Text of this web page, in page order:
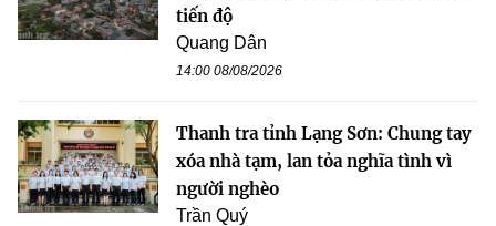
tiến độ
Quang Dân
14:00 08/08/2026
Thanh tra tỉnh Lạng Sơn: Chung tay
xóa nhà tạm, lan tỏa nghĩa tình vì
người nghèo
Trần Quý